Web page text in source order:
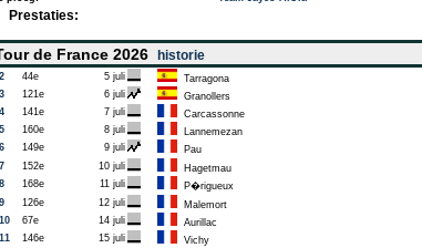
Prestaties:
de France 2026 historie
44e 5 juli Tarragona
121e 6 juli Granollers
141e 7 juli Carcassonne
160e 8 juli Lannemezan
149e 9 juli Pau
152e 10 juli Hagetmau
168e 11 juli P�rigueux
126e 12 juli Malemort
67e 14 juli Aurillac
146e 15 juli Vichy